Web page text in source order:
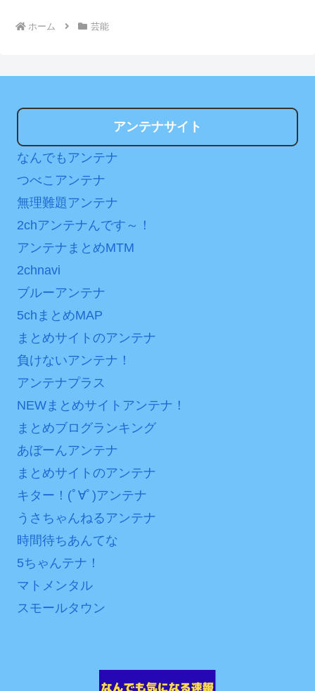
ホーム 芸能
アンテナサイト
なんでもアンテナ
つべこアンテナ
無理難題アンテナ
2chアンテナんです～！
アンテナまとめMTM
2chnavi
ブルーアンテナ
5chまとめMAP
まとめサイトのアンテナ
負けないアンテナ！
アンテナプラス
NEWまとめサイトアンテナ！
まとめブログランキング
あぼーんアンテナ
まとめサイトのアンテナ
キター！(ﾟ∀ﾟ)アンテナ
うさちゃんねるアンテナ
時間待ちあんてな
5ちゃんテナ！
マトメンタル
スモールタウン